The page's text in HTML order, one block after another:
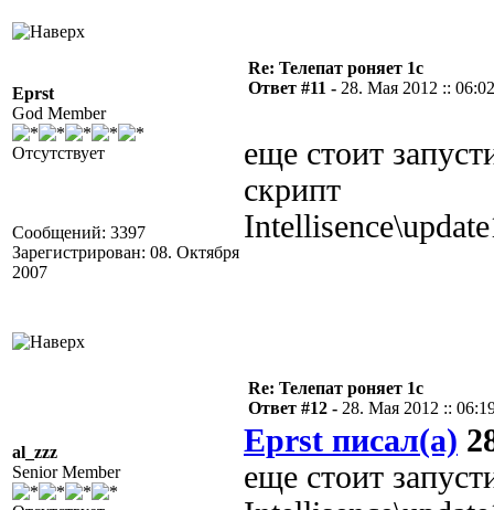
Eprst
God Member
Отсутствует
Сообщений: 3397
Зарегистрирован: 08. Октября
2007
Re: Телепат роняет 1с
Ответ #11 - 28. Мая 2012 :: 06:02
еще стоит
скрипт
al_zzz
Senior Member
Re: Телепат роняет 1с
Ответ #12 - 28. Мая 2012 ::
Eprst писал(а)
еще стоит